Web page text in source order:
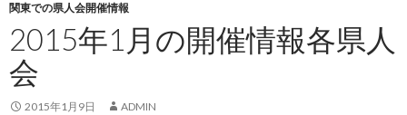
動
関東での県人会開催情報
2015年1月の開催情報各県人
会
2015年1月9日 ADMIN